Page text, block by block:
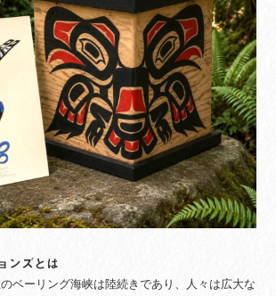
ンズとは
ベーリング海峡は陸続きであり、人々は広大な